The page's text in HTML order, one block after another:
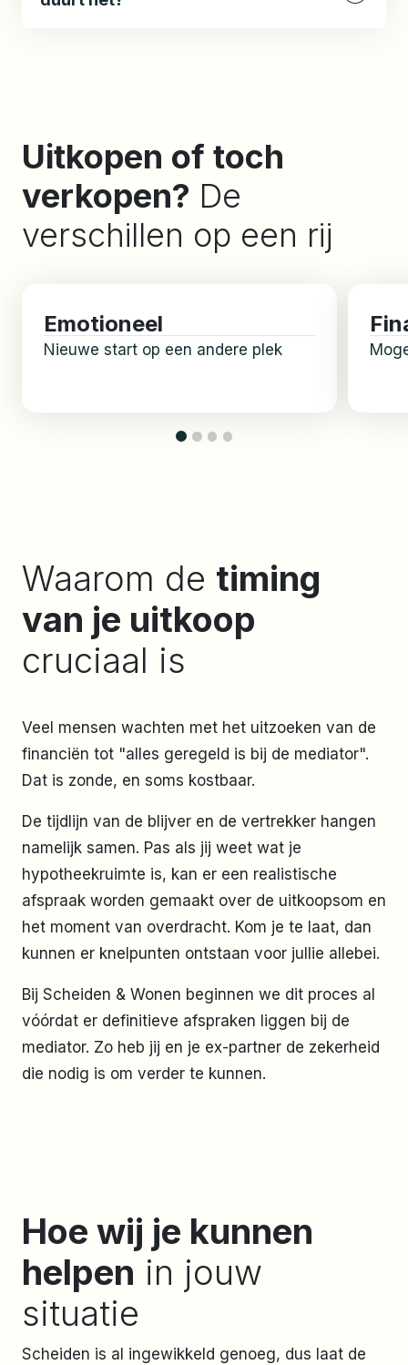
Uitkopen of toch
verkopen? De
verschillen op een rij
Emotioneel
Nieuwe start op een andere plek
Waarom de timing
van je uitkoop
cruciaal is
Veel mensen wachten met het uitzoeken van de
financiën tot "alles geregeld is bij de mediator".
Dat is zonde, en soms kostbaar.
De tijdlijn van de blijver en de vertrekker hangen
namelijk samen. Pas als jij weet wat je
hypotheekruimte is, kan er een realistische
afspraak worden gemaakt over de uitkoopsom en
het moment van overdracht. Kom je te laat, dan
kunnen er knelpunten ontstaan voor jullie allebei.
Bij Scheiden & Wonen beginnen we dit proces al
vóórdat er definitieve afspraken liggen bij de
mediator. Zo heb jij en je ex-partner de zekerheid
die nodig is om verder te kunnen.
Hoe wij je kunnen
helpen in jouw
situatie
Scheiden is al ingewikkeld genoeg, dus laat de